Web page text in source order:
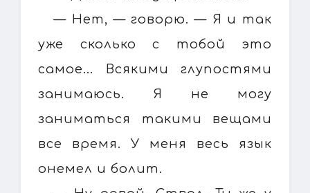
— Нет, — говорю. — Я и так
уже сколько с тобой это
самое... Всякими глупостями
занимаюсь. Я не могу
заниматься такими вещами
все время. У меня весь язык
онемел и болит.